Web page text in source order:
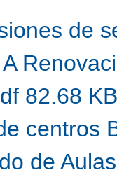
de
82.68
centros
de